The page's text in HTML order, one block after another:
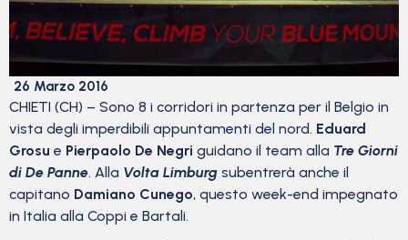
26 Marzo 2016
CHIETI (CH) – Sono 8 i corridori in partenza per il Belgio in
vista degli imperdibili appuntamenti del nord. Eduard
Grosu e Pierpaolo De Negri guidano il team alla Tre Giorni
di De Panne. Alla Volta Limburg subentrerà anche il
capitano Damiano Cunego, questo week-end impegnato
in Italia alla Coppi e Bartali.